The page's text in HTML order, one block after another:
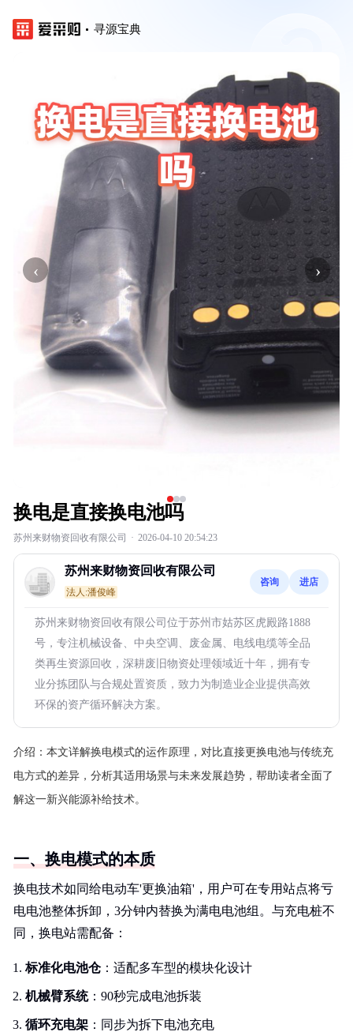
寻源宝典
‹ ›
换电是直接换电池吗
苏州来财物资回收有限公司 · 2026-04-10 20:54:23
苏州来财物资回收有限公司
法人:潘俊峰
咨询 进店
苏州来财物资回收有限公司位于苏州市姑苏区虎殿路1888
号，专注机械设备、中央空调、废金属、电线电缆等全品
类再生资源回收，深耕废旧物资处理领域近十年，拥有专
业分拣团队与合规处置资质，致力为制造业企业提供高效
环保的资产循环解决方案。
介绍： 本文详解换电模式的运作原理，对比直接更换电池与传统充
电方式的差异，分析其适用场景与未来发展趋势，帮助读者全面了
解这一新兴能源补给技术。
一、换电模式的本质
换电技术如同给电动车'更换油箱'，用户可在专用站点将亏
电电池整体拆卸，3分钟内替换为满电电池组。与充电桩不
同，换电站需配备：
标准化电池仓：适配多车型的模块化设计
机械臂系统：90秒完成电池拆装
循环充电架 ：同步为拆下电池充电